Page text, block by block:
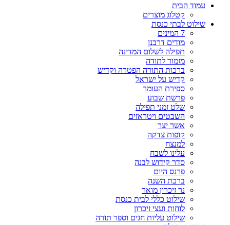
עמוד הבית
קטלוג מוצרים
שילוט לבתי כנסת
7 המינים
מודים דרבנן
תפילה לשלום המדינה
מזמור לתודה
ברכות התורה הפטרה וקדיש
קדיש על ישראל
ספירת העומר
פרשת שבוע
שלט זמני תפילה
השבטים ויטראזים
אשר יצר
קופות צדקה
למנצח
עלינו לשבח
סדר קידוש לבנה
פרנס היום
ברכת השנה
נר זיכרון מואר
שילוט כללי לבית כנסת
לוחות ועצי זיכרון
שילוט עליות חגים וספר תורה